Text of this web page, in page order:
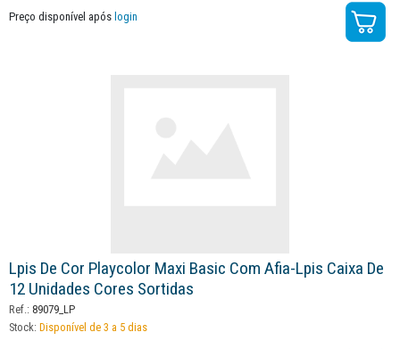
Preço disponível após login
Lpis De Cor Playcolor Maxi Basic Com Afia-Lpis Caixa De
12 Unidades Cores Sortidas
Ref.: 89079_LP
Stock: Disponível de 3 a 5 dias